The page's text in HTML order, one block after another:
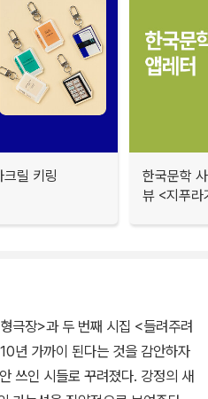
릴 키링
한국문학
뷰 <지푸라
극장>과 두 번째 시집 <들려주려
년 가까이 된다는 것을 감안하자
쓰인 시들로 꾸려졌다. 강정의 새